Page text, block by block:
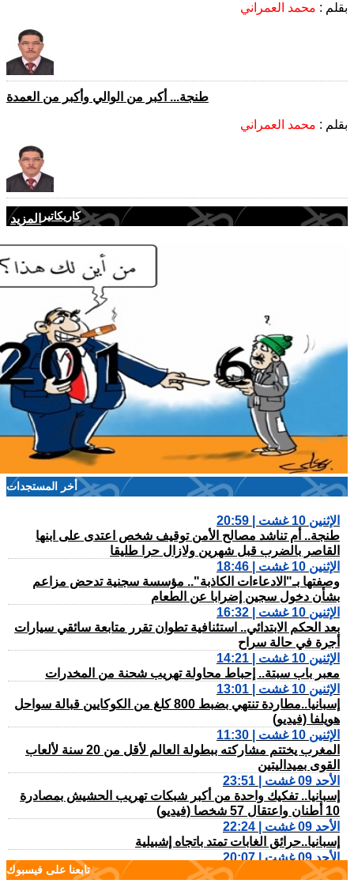
بقلم : محمد العمراني
طنجة... أكبر من الوالي وأكبر من العمدة
بقلم : محمد العمراني
المزيد كاريكاتير
أخر المستجدات
الإثنين 10 غشت | 20:59
طنجة.. أم تناشد مصالح الأمن توقيف شخص اعتدى على ابنها
القاصر بالضرب قبل شهرين ولازال حرا طليقا
الإثنين 10 غشت | 18:46
وصفتها بـ"الادعاءات الكاذبة".. مؤسسة سجنية تدحض مزاعم
بشأن دخول سجين إضرابا عن الطعام
الإثنين 10 غشت | 16:32
بعد الحكم الابتدائي.. استئنافية تطوان تقرر متابعة سائقي سيارات
أجرة في حالة سراح
الإثنين 10 غشت | 14:21
معبر باب سبتة.. إحباط محاولة تهريب شحنة من المخدرات
الإثنين 10 غشت | 13:01
إسبانيا..مطاردة تنتهي بضبط 800 كلغ من الكوكايين قبالة سواحل
هويلفا (فيديو)
الإثنين 10 غشت | 11:30
المغرب يختتم مشاركته ببطولة العالم لأقل من 20 سنة لألعاب
القوى بميداليتين
الأحد 09 غشت | 23:51
إسبانيا.. تفكيك واحدة من أكبر شبكات تهريب الحشيش بمصادرة
10 أطنان واعتقال 57 شخصا (فيديو)
الأحد 09 غشت | 22:24
إسبانيا..حرائق الغابات تمتد باتجاه إشبيلية
الأحد 09 غشت | 20:07
خطة "مجلس السلام".. المغرب ينخرط في الترتيبات الميدانية
تابعنا على فيسبوك